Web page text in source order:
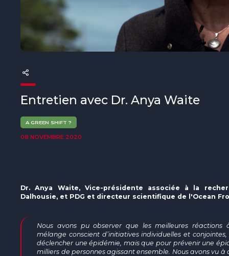
Beyond Plastic Med : BeMed
OACIS
Initiative Homme - Faune sauvage
The Green Shift Initiative
Entretien avec Dr. Anya Waite
A GREEN SHIFT ?
08 NOVEMBRE 2020
Dr. Anya Waite, Vice-présidente associée à la
Dalhousie, et PDG et directeur scientifique de l'Ocean
Nous avons pu observer que les meilleures réactions
mélange conscient d’initiatives individuelles et
déclencher une épidémie, mais que pour prévenir une
milliers de personnes agissant ensemble. Nous avons vu à